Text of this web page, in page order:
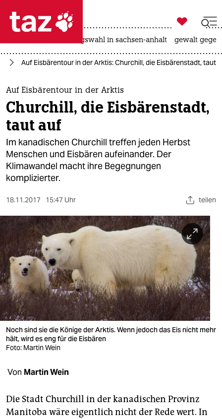
 taz zahl ich
taz zahl ich
themen
politik
öko
gesellschaft
kultur
sport
berlin
nord
wahrheit
verlag
verlag
veranstaltungen
shop
fragen & hilfe
abo

taz zahl ich
landtagswahl in sachsen-anhalt gewalt
Auf Eisbärentour in der Arktis: Churchill, die Eisbärenstadt, taut
Auf Eisbärentour in der Arktis
Churchill, die Eisbärenstadt,
taut auf
Im kanadischen Churchill treffen jeden Herbst
Menschen und Eisbären aufeinander. Der
Klimawandel macht ihre Begegnungen
komplizierter.
18.11.2017 15:47 Uhr teilen
Noch sind sie die Könige der Arktis. Wenn jedoch das Eis nicht mehr
hält, wird es eng für die Eisbären
Foto: Martin Wein
Von Martin Wein
Die Stadt Churchill in der kanadischen Provinz
Manitoba wäre eigentlich nicht der Rede wert. In